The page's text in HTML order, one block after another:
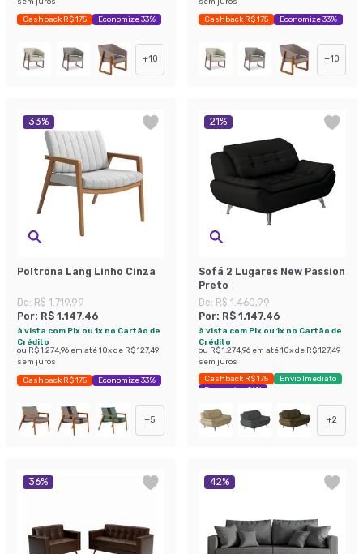
Cashback R$ 175 Economize 33%
+10
Cashback R$ 175 Economize 33%
+10
33%
Poltrona Lang Linho Cinza
De:R$ 1.719,99
Por: R$ 1.147,46
à vista com Pix ou 1x no Cartão de
Crédito
ou R$ 1.274,96 em até10x de R$ 127,49
sem juros
Cashback R$ 175 Economize 33%
+5
21%
Sofá 2 Lugares New Passion
Preto
De:R$ 1.460,99
Por: R$ 1.147,46
à vista com Pix ou 1x no Cartão de
Crédito
ou R$ 1.274,96 em até10x de R$ 127,49
sem juros
Cashback R$ 175
Envio Imediato
Economize 21%
+2
36% 42%